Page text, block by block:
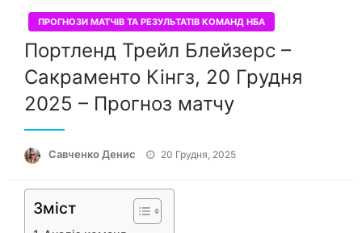
ПРОГНОЗИ МАТЧІВ ТА РЕЗУЛЬТАТІВ КОМАНД НБА
Портленд Трейл Блейзерс –
Сакраменто Кінгз, 20 Грудня
2025 – Прогноз матчу
Савченко Денис Опубліковано
20 Грудня, 2025
Зміст